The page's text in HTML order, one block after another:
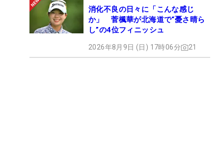
消化不良の日々に「こんな感じ
か」 菅楓華が北海道で“憂さ晴ら
し”の4位フィニッシュ
2026年8月9日 (日) 17時06分 21